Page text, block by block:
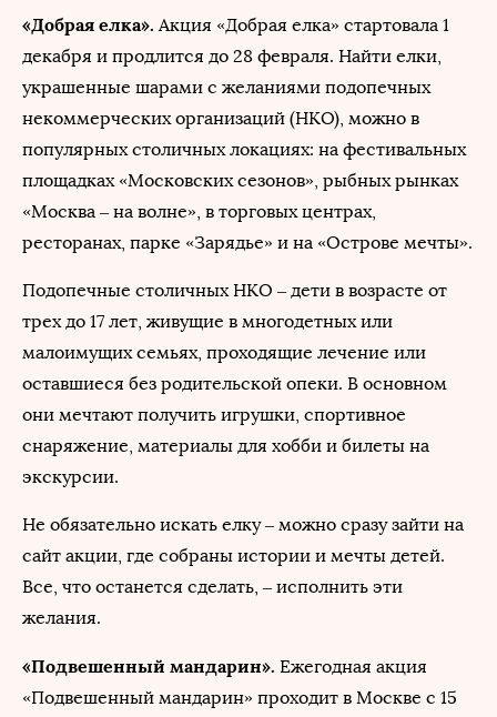
«Добрая елка». Акция «Добрая елка» стартовала 1
декабря и продлится до 28 февраля. Найти елки,
украшенные шарами с желаниями подопечных
некоммерческих организаций (НКО), можно в
популярных столичных локациях: на фестивальных
площадках «Московских сезонов», рыбных рынках
«Москва – на волне», в торговых центрах,
ресторанах, парке «Зарядье» и на «Острове мечты».
Подопечные столичных НКО – дети в возрасте от
трех до 17 лет, живущие в многодетных или
малоимущих семьях, проходящие лечение или
оставшиеся без родительской опеки. В основном
они мечтают получить игрушки, спортивное
снаряжение, материалы для хобби и билеты на
экскурсии.
Не обязательно искать елку – можно сразу зайти на
сайт акции, где собраны истории и мечты детей.
Все, что останется сделать, – исполнить эти
желания.
«Подвешенный мандарин». Ежегодная акция
«Подвешенный мандарин» проходит в Москве с 15